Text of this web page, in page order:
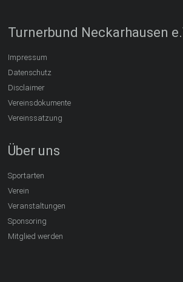
Turnerbund Neckarhausen
Impressum
Datenschutz
Disclaimer
Vereinsdokumente
Vereinssatzung
Über uns
Sportarten
Verein
Veranstaltungen
Sponsoring
Mitglied werden